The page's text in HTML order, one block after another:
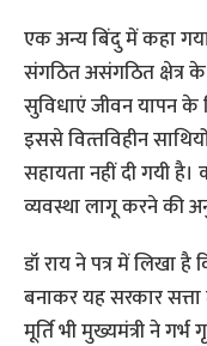
एक अन्य बिंदु में कहा
संगठित असंगठित क्षेत्र के
सुविधाएं जीवन यापन
इससे वित्‍तविहीन
सहायता नहीं दी गयी
व्यवस्था लागू करने की
डॉ राय ने पत्र में लिखा
बनाकर यह सरकार सत्ता
मूर्ति भी मुख्यमंत्री ने